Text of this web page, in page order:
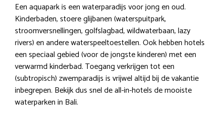
Een aquapark is een waterparadijs voor jong en oud.
Kinderbaden, stoere glijbanen (waterspuitpark,
stroomversnellingen, golfslagbad, wildwaterbaan, lazy
rivers) en andere waterspeeltoestellen. Ook hebben hotels
een speciaal gebied (voor de jongste kinderen) met een
verwarmd kinderbad. Toegang verkrijgen tot een
(subtropisch) zwemparadijs is vrijwel altijd bij de vakantie
inbegrepen. Bekijk dus snel de all-in-hotels de mooiste
waterparken in Bali.